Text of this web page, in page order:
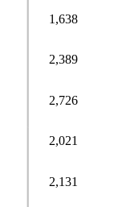
1,638
2,389
2,726
2,021
2,131